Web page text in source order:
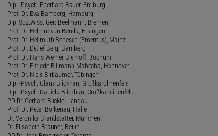
Dipl.-Psych. Eberhard Bauer, Freiburg
Prof. Dr. Eva Bamberg, Hamburg
Dipl.Soz.Wiss. Gert Beelmann, Bremen
Prof. Dr. Helmut von Benda, Erlangen
Prof. Dr. Hellmuth Benesch (Emeritus), Mainz
Prof. Dr. Detlef Berg, Bamberg
Prof. Dr. Hans Werner Bierhoff, Bochum
Prof. Dr. Elfriede Billmann-Mahecha, Hannover
Prof. Dr. Niels Birbaumer, Tübingen
Dipl.-Psych. Claus Blickhan, Großkarolinenfeld
Dipl.-Psych. Daniela Blickhan, Großkarolinenfeld
PD Dr. Gerhard Blickle, Landau
Prof. Dr. Peter Borkenau, Halle
Dr. Veronika Brandstätter, München
Dr. Elisabeth Brauner, Berlin